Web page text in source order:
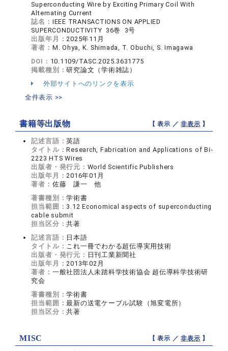
Superconducting Wire by Exciting Primary Coil With
Alternating Current
誌名： IEEE TRANSACTIONS ON APPLIED
SUPERCONDUCTIVITY 36巻 3号
出版年月：2025年11月
著者： M. Ohya, K. Shimada, T. Obuchi, S. Imagawa
DOI： 10.1109/TASC.2025.3631775
掲載種別：研究論文（学術雑誌）
外部サイトへのリンクを表示
全件表示 >>
書籍等出版物 【 表示 ／非表示 】
記述言語：英語
タイトル：Research, Fabrication and Applications of Bi-
2223 HTS Wires
出版者・発行元： World Scientific Publishers
出版年月：2016年01月
著者： 佐藤 謙一 他
著書種別：学術書
担当範囲： 3.12 Economical aspects of superconducting
cable submit
担当区分：共著
記述言語： 日本語
タイトル： これ一冊でわかる超伝導実用技術
出版者・発行元： 日刊工業新聞社
出版年月：2013年02月
著者： 一般社団法人未踏科学技術協会 超伝導科学技術研
究会
著書種別：学術書
担当範囲：最新の送電ケーブル試験（旭変電所）
担当区分：共著
MISC 【 表示 ／非表示 】